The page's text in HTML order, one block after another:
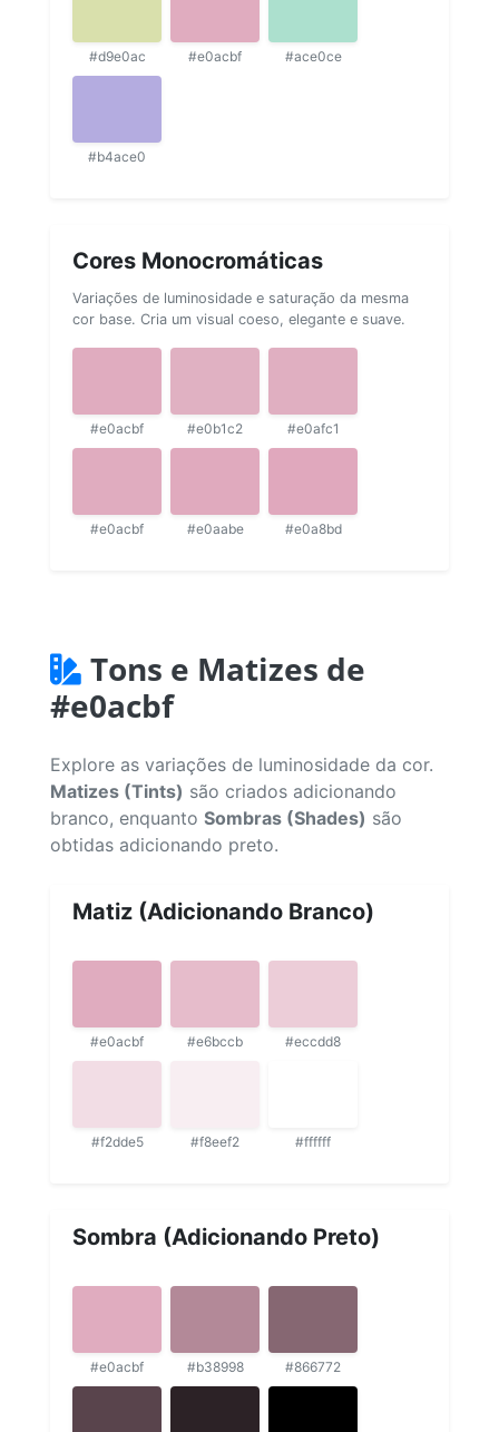
#d9e0ac #e0acbf #ace0ce
#b4ace0
Cores Monocromáticas
Variações de luminosidade e saturação da mesma
cor base. Cria um visual coeso, elegante e suave.
#e0acbf #e0b1c2 #e0afc1
#e0acbf #e0aabe #e0a8bd
Tons e Matizes de
#e0acbf
Explore as variações de luminosidade da cor.
Matizes (Tints) são criados adicionando
branco, enquanto Sombras (Shades) são
obtidas adicionando preto.
Matiz (Adicionando Branco)
#e0acbf #e6bccb #eccdd8
#f2dde5 #f8eef2 #ffffff
Sombra (Adicionando Preto)
#e0acbf #b38998 #866772